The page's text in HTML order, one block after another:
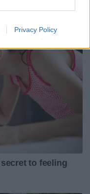
Privacy Policy